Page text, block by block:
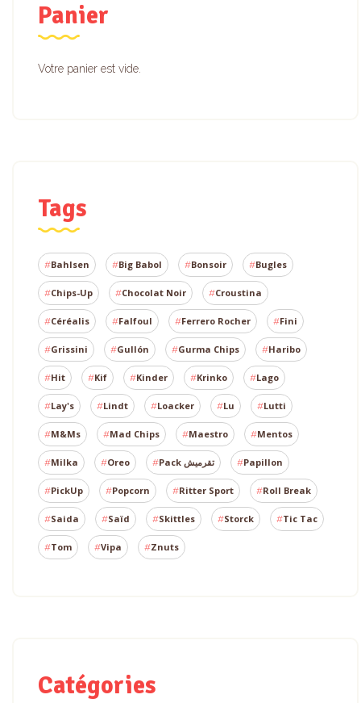
Panier
Votre panier est vide.
Tags
Bahlsen Big Babol Bonsoir Bugles
Chips-Up Chocolat Noir Croustina
Céréalis Falfoul Ferrero Rocher Fini
Grissini Gullón Gurma Chips Haribo
Hit Kif Kinder Krinko Lago
Lay's Lindt Loacker Lu Lutti
M&Ms Mad Chips Maestro Mentos
Milka Oreo Pack تقرميش Papillon
PickUp Popcorn Ritter Sport Roll Break
Saida Saïd Skittles Storck Tic Tac
Tom Vipa Znuts
Catégories